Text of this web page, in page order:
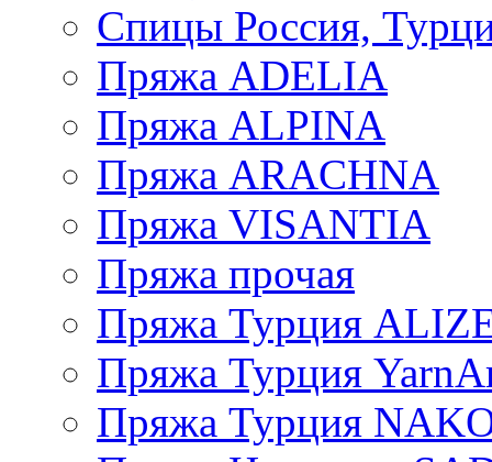
Спицы Россия,
Пряжа ADELIA
Пряжа ALPINA
Пряжа ARACHNA
Пряжа VISANTIA
Пряжа прочая
Пряжа Турция
Пряжа Турция
Пряжа Турция